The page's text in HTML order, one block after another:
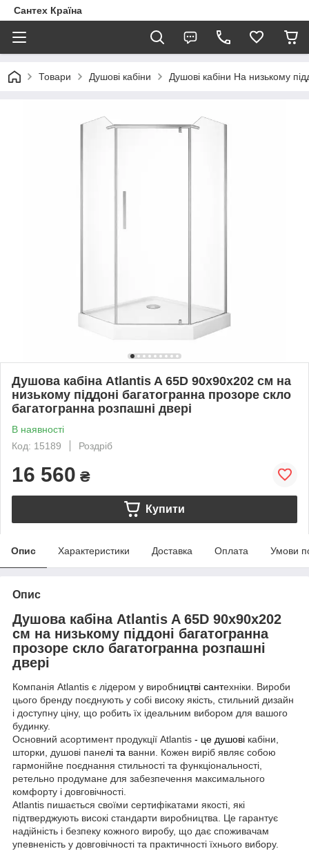
Сантех Країна
Товари Душові кабіни Душові кабіни На низькому
Душова кабіна Atlantis A 65D 90х90х202 см на
низькому піддоні багатогранна прозоре скло
багатогранна розпашні двері
В наявності
Код: 15189
Роздріб
16 560 ₴
Купити
Опис Характеристики Доставка Оплата Умови
Опис
Душова кабіна Atlantis A 65D 90х90х202
см на низькому піддоні багатогранна
прозоре скло багатогранна розпашні
двері
Компанія Atlantis є лідером у виробництві сантехніки. Вироби
цього бренду поєднують у собі високу якість, стильний дизайн
і доступну ціну, що робить їх ідеальним вибором для вашого
будинку.
Основний асортимент продукції Atlantis - це душові кабіни,
шторки, душові панелі та ванни. Кожен виріб являє собою
гармонійне поєднання стильності та функціональності,
ретельно продумане для забезпечення максимального
комфорту і довговічності.
Atlantis пишається своїми сертифікатами якості, які
підтверджують високі стандарти виробництва. Це гарантує
надійність і безпеку кожного виробу, що дає споживачам
упевненість у довговічності та практичності їхнього вибору.